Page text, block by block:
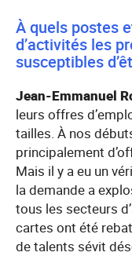
À quels postes
d’activités les
susceptibles
Jean-Emmanuel
leurs offres
tailles. À nos
principalement
Mais il y a eu un
la demande a
tous les secteurs
cartes ont été
de talents sévit